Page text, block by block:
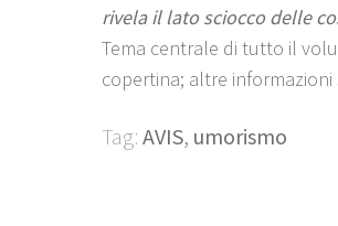
rivela il lato sciocco delle
Tema centrale di tutto il
copertina; altre
Tag: AVIS, umorismo